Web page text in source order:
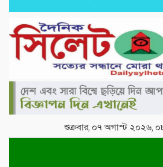
শুক্রবার, ০৭ অগাস্ট ২০২৬,